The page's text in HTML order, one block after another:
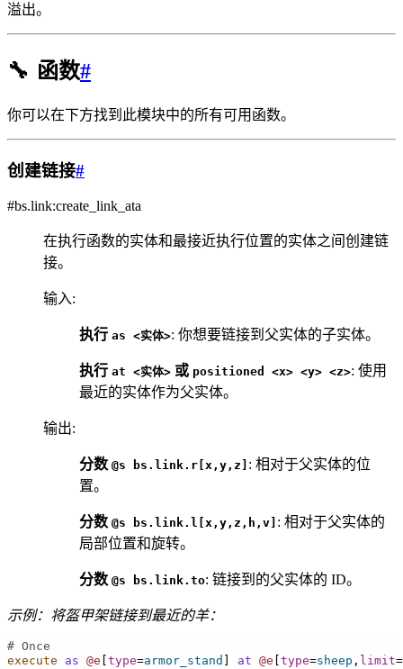
溢出。
🔧 函数#
你可以在下方找到此模块中的所有可用函数。
创建链接#
#bs.link:create_link_ata
在执行函数的实体和最接近执行位置的实体之间创建链
接。
输入:
执行 as <实体>: 你想要链接到父实体的子实体。
执行 at <实体> 或 positioned <x> <y> <z>: 使用
最近的实体作为父实体。
输出:
分数 @s bs.link.r[x,y,z] : 相对于父实体的位
置。
分数 @s bs.link.l[x,y,z,h,v] : 相对于父实体的
局部位置和旋转。
分数 @s bs.link.to: 链接到的父实体的 ID。
示例：将盔甲架链接到最近的羊：
# Once
execute
as @e type=armor_stand at @e type=sheep , limit=